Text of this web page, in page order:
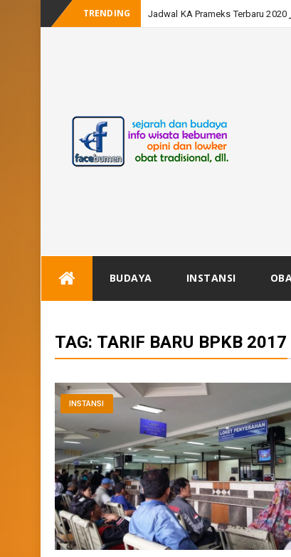
TRENDING Jadwal KA Prameks Terbaru 2020
BUDAYA INSTANSI
TAG: TARIF BARU BPKB 2017
INSTANSI